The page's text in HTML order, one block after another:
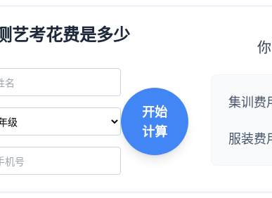
艺考花费是多少
开始
计算
集训费
服装费